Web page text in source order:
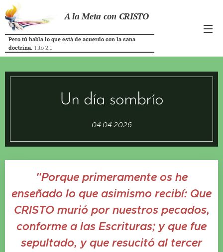
A la Meta con CRISTO
Pero tú habla lo que está de acuerdo con la sana
doctrina. Tito 2.1
Un día sombrío
04.04.2026
"Porque primeramente os he
enseñado lo que asimismo recibí: Que
CRISTO murió por nuestros pecados,
conforme a las Escrituras; y que fue
sepultado, y que resucitó al tercer